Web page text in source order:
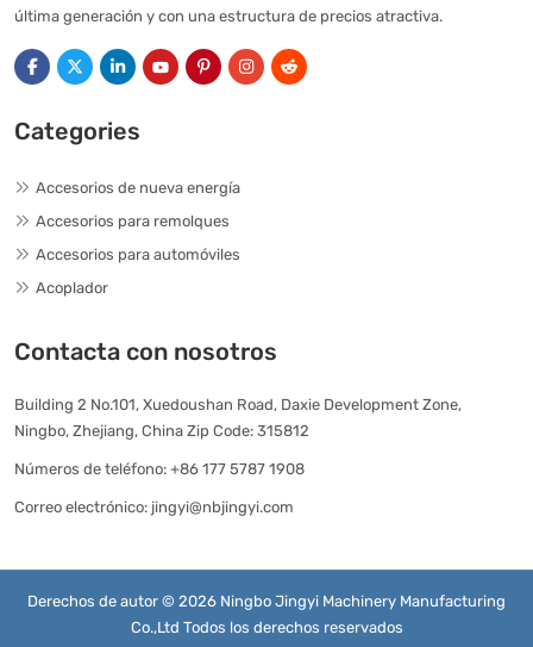
última generación y con una estructura de precios atractiva.
Categories
Accesorios de nueva energía
Accesorios para remolques
Accesorios para automóviles
Acoplador
Contacta con nosotros
Building 2 No.101, Xuedoushan Road, Daxie Development Zone,
Ningbo, Zhejiang, China Zip Code: 315812
Números de teléfono: +86 177 5787 1908
Correo electrónico: jingyi@nbjingyi.com
Derechos de autor © 2026 Ningbo Jingyi Machinery Manufacturing
Co.,Ltd Todos los derechos reservados